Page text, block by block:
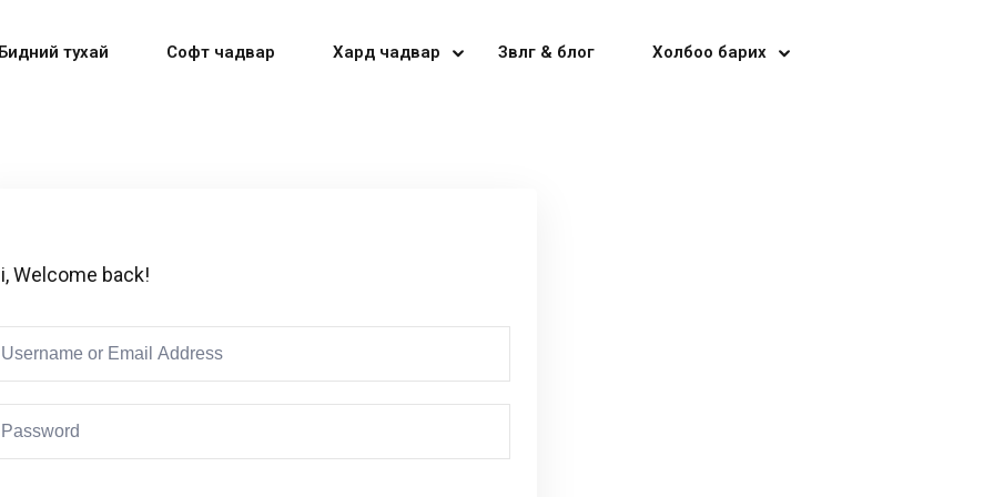
тухай Софт чадвар Хард чадвар Зөвлөгөө & блог Холбоо барих
Welcome back!
Don’t have an account?Sign up